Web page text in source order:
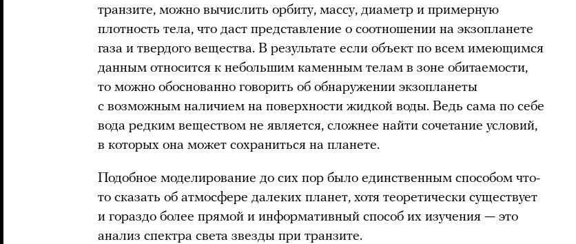
транзите, можно вычислить орбиту, массу, диаметр и примерную
плотность тела, что даст представление о соотношении на экзопланете
газа и твердого вещества. В результате если объект по всем имеющимся
данным относится к небольшим каменным телам в зоне обитаемости,
то можно обоснованно говорить об обнаружении экзопланеты
с возможным наличием на поверхности жидкой воды. Ведь сама по себе
вода редким веществом не является, сложнее найти сочетание условий,
в которых она может сохраниться на планете.
Подобное моделирование до сих пор было единственным способом что-
то сказать об атмосфере далеких планет, хотя теоретически существует
и гораздо более прямой и информативный способ их изучения — это
анализ спектра света звезды при транзите.